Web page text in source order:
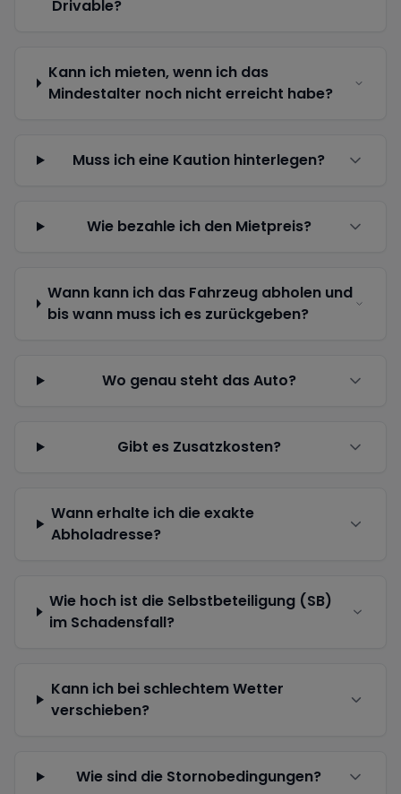
Drivable?
Kann ich mieten, wenn ich das
Mindestalter noch nicht erreicht habe?
Muss ich eine Kaution hinterlegen?
Wie bezahle ich den Mietpreis?
Wann kann ich das Fahrzeug abholen und
bis wann muss ich es zurückgeben?
Wo genau steht das Auto?
Gibt es Zusatzkosten?
Wann erhalte ich die exakte
Abholadresse?
Wie hoch ist die Selbstbeteiligung (SB)
im Schadensfall?
Kann ich bei schlechtem Wetter
verschieben?
Wie sind die Stornobedingungen?